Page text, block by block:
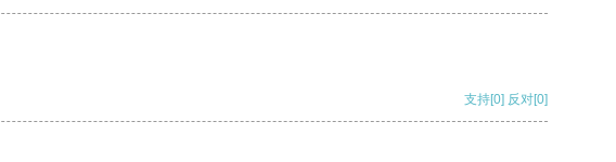
支持[0] 反对[0]